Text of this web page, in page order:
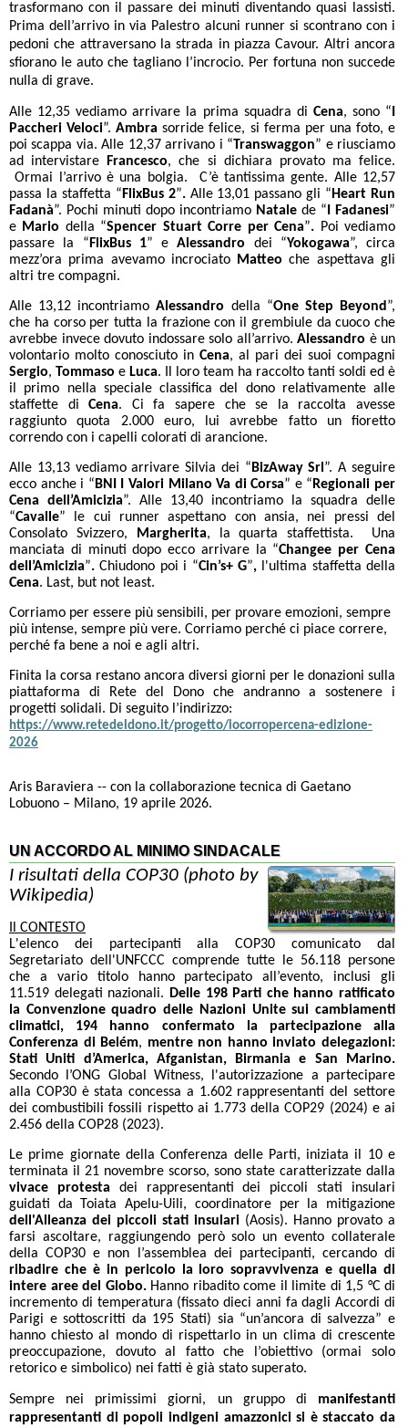
trasformano con il passare dei minuti diventando quasi lassisti.
Prima dell’arrivo in via Palestro alcuni runner si scontrano con i
pedoni che attraversano la strada in piazza Cavour. Altri ancora
sfiorano le auto che tagliano l’incrocio. Per fortuna non succede
nulla di grave.
Alle 12,35 vediamo arrivare la prima squadra di Cena, sono “
Paccheri Veloci”.Ambra sorride felice, si ferma per una foto, e
poi scappa via.Alle 12,37 arrivano i “Transwaggon” e riusciamo
ad intervistare
Francesco, che si dichiara provato ma felice.
Ormai l’arrivo è una bolgia. C’è tantissima gente. Alle 12,57
passa la staffetta “ FlixBus 2”. Alle 13,01 passano gli “ Heart Run
Fadanà”. Pochi minuti dopo incontriamo Natale de “ I Fadanesi”
e Mario della “Spencer Stuart Corre per Cena”. Poi vediamo
passare la “ FlixBus 1” eAlessandro dei “Yokogawa”, circa
mezz’ora prima avevamo incrociato Matteo che aspettava gli
altri tre compagni.
Alle 13,12 incontriamoAlessandro della “One Step Beyond ”,
che ha corso per tutta la frazione con il grembiule da cuoco che
avrebbe invece dovuto indossare solo all’arrivo. Alessandro è un
volontario molto conosciuto in Cena, al pari dei suoi compagni
Sergio, Tommaso e Luca. Il loro team ha raccolto tanti soldi ed è
il primo nella speciale classifica del dono relativamente alle
staffette diCena. Ci fa sapere che se la raccolta avesse
raggiunto quota 2.000 euro, lui avrebbe fatto un fioretto
correndo con i capelli colorati di arancione.
Alle 13,13 vediamo arrivare Silvia dei “ BizAway Srl ”. A seguire
ecco anche i “ BNI I Valori Milano Va di Corsa” e “ Regionali per
Cena dell’Amicizia”. Alle 13,40 incontriamo la squadra delle
“Cavalle” le cui runner aspettano con ansia, nei pressi del
Consolato Svizzero, Margherita, la quarta staffettista. Una
manciata di minuti dopo ecco arrivare la “Changee per Cena
dell’Amicizia”.Chiudono poi i “Cin’s+ G”,l'ultima staffetta della
Cena. Last, but not least.
Corriamo per essere più sensibili, per provare emozioni, sempre
più intense, sempre più vere. Corriamo perché ci piace correre,
perché fa bene a noi e agli altri.
Finita la corsa restano ancora diversi giorni per le donazioni sulla
piattaforma di Rete del Dono che andranno a sostenere i
progetti solidali. Di seguito l’indirizzo:
https://www.retedeldono.it/progetto/iocorropercena-edizione-
2026
Aris Baraviera -- con la collaborazione tecnica di Gaetano
Lobuono – Milano, 19 aprile 2026.
UN ACCORDO AL MINIMO SINDACALE
I risultati della COP30 (photo by
Wikipedia)
Il CONTESTO
L'elenco dei partecipanti alla COP30 comunicato dal
Segretariato dell'UNFCCC comprende tutte le 56.118 persone
che a vario titolo hanno partecipato all’evento, inclusi gli
11.519 delegati nazionali.
Delle 198 Parti che hanno ratificato
la Convenzione quadro delle Nazioni Unite sui cambiamenti
climatici, 194 hanno confermato la partecipazione alla
Conferenza di Belém, mentre non hanno inviato delegazioni:
Stati Uniti d’America, Afganistan, Birmania e San Marino.
Secondo l’ONG Global Witness, l'autorizzazione a partecipare
alla COP30 è stata concessa a 1.602 rappresentanti del settore
dei combustibili fossili rispetto ai 1.773 della COP29 (2024) e ai
2.456 della COP28 (2023).
Le prime giornate della Conferenza delle Parti, iniziata il 10 e
terminata il 21 novembre scorso, sono state caratterizzate dalla
vivace protesta dei rappresentanti dei piccoli stati insulari
guidati da Toiata Apelu-Uili, coordinatore per la mitigazione
dell'Alleanza dei piccoli stati insulari (Aosis). Hanno provato a
farsi ascoltare, raggiungendo però solo un evento collaterale
della COP30 e non l’assemblea dei partecipanti, cercando di
ribadire che è in pericolo la loro sopravvivenza e quella di
intere aree del Globo.Hanno ribadito come il limite di 1,5 °C di
incremento di temperatura (fissato dieci anni fa dagli Accordi di
Parigi e sottoscritti da 195 Stati) sia “un’ancora di salvezza” e
hanno chiesto al mondo di rispettarlo in un clima di crescente
preoccupazione, dovuto al fatto che l’obiettivo (ormai solo
retorico e simbolico) nei fatti è già stato superato.
Sempre nei primissimi giorni, un gruppo di manifestanti
rappresentanti di popoli indigeni amazzonici si è staccato da